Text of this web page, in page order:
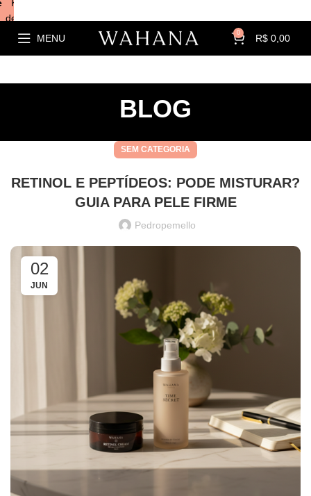
MENU 0 R$ 0,00
BLOG
SEM CATEGORIA
RETINOL E PEPTÍDEOS: PODE MISTURAR?
GUIA PARA PELE FIRME
Pedropemello
02
JUN
Kits com
descontos!